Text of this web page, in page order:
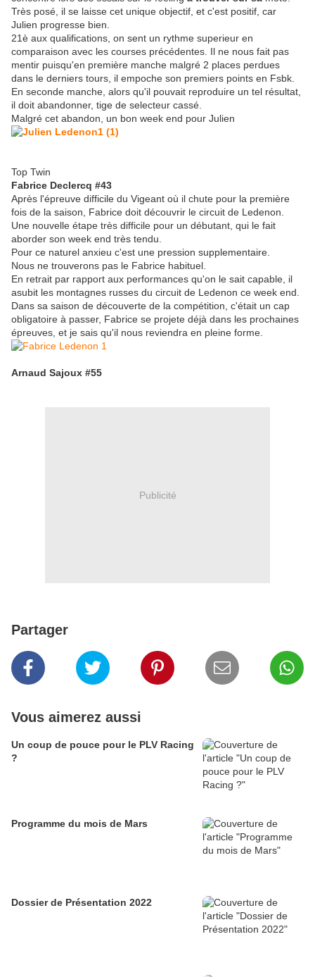
Très posé, il se laisse cet unique objectif, et c'est positif, car
Julien progresse bien.
21è aux qualifications, on sent un rythme superieur en
comparaison avec les courses précédentes. Il ne nous fait pas
mentir puisqu'en première manche malgré 2 places perdues
dans le derniers tours, il empoche son premiers points en Fsbk.
En seconde manche, alors qu'il pouvait reproduire un tel résultat,
il doit abandonner, tige de selecteur cassé.
Malgré cet abandon, un bon week end pour Julien
Top Twin
Fabrice Declercq #43
Après l'épreuve difficile du Vigeant où il chute pour la première
fois de la saison, Fabrice doit découvrir le circuit de Ledenon.
Une nouvelle étape très difficile pour un débutant, qui le fait
aborder son week end très tendu.
Pour ce naturel anxieu c'est une pression supplementaire.
Nous ne trouverons pas le Fabrice habituel.
En retrait par rapport aux performances qu'on le sait capable, il
asubit les montagnes russes du circuit de Ledenon ce week end.
Dans sa saison de découverte de la compétition, c'était un cap
obligatoire à passer, Fabrice se projete déjà dans les prochaines
épreuves, et je sais qu'il nous reviendra en pleine forme.
Arnaud Sajoux #55
Publicité
Partager
Vous aimerez aussi
Un coup de pouce pour le PLV Racing
?
Programme du mois de Mars
Dossier de Présentation 2022